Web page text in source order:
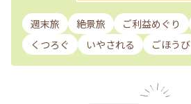
週末旅 絶景旅 ご利益めぐり
くつろぐ
いやされる ごほうび